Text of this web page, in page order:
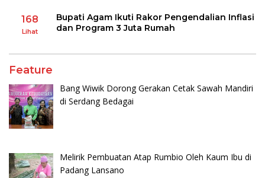
168
Lihat
Bupati Agam Ikuti Rakor Pengendalian Inflasi
dan Program 3 Juta Rumah
Feature
Bang Wiwik Dorong Gerakan Cetak Sawah Mandiri
di Serdang Bedagai
Melirik Pembuatan Atap Rumbio Oleh Kaum Ibu di
Padang Lansano